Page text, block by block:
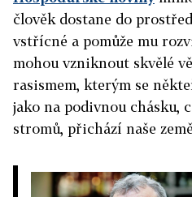
člověk dostane do
vstřícné a pomůže mu
mohou vzniknout skvělé
rasismem, kterým se
jako na podivnou chásku,
stromů, přichází naše